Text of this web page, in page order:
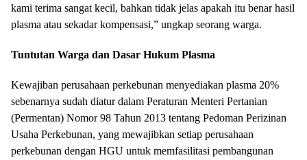
kami terima sangat kecil, bahkan tidak jelas apakah itu benar hasil
plasma atau sekadar kompensasi,” ungkap seorang warga.
Tuntutan Warga dan Dasar Hukum Plasma
Kewajiban perusahaan perkebunan menyediakan plasma 20%
sebenarnya sudah diatur dalam Peraturan Menteri Pertanian
(Permentan) Nomor 98 Tahun 2013 tentang Pedoman Perizinan
Usaha Perkebunan, yang mewajibkan setiap perusahaan
perkebunan dengan HGU untuk memfasilitasi pembangunan